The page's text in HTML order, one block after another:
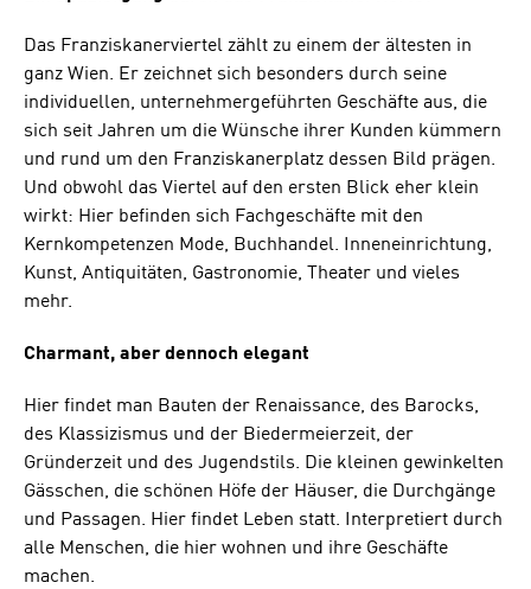
Das Franziskanerviertel zählt zu einem der ältesten in
ganz Wien. Er zeichnet sich besonders durch seine
individuellen, unternehmergeführten Geschäfte aus, die
sich seit Jahren um die Wünsche ihrer Kunden kümmern
und rund um den Franziskanerplatz dessen Bild prägen.
Und obwohl das Viertel auf den ersten Blick eher klein
wirkt: Hier befinden sich Fachgeschäfte mit den
Kernkompetenzen Mode, Buchhandel. Inneneinrichtung,
Kunst, Antiquitäten, Gastronomie, Theater und vieles
mehr.
Charmant, aber dennoch elegant
Hier findet man Bauten der Renaissance, des Barocks,
des Klassizismus und der Biedermeierzeit, der
Gründerzeit und des Jugendstils. Die kleinen gewinkelten
Gässchen, die schönen Höfe der Häuser, die Durchgänge
und Passagen. Hier findet Leben statt. Interpretiert durch
alle Menschen, die hier wohnen und ihre Geschäfte
machen.